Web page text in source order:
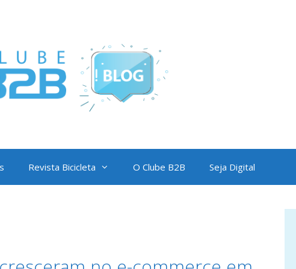
Revista Bicicleta O Clube B2B Seja Digital